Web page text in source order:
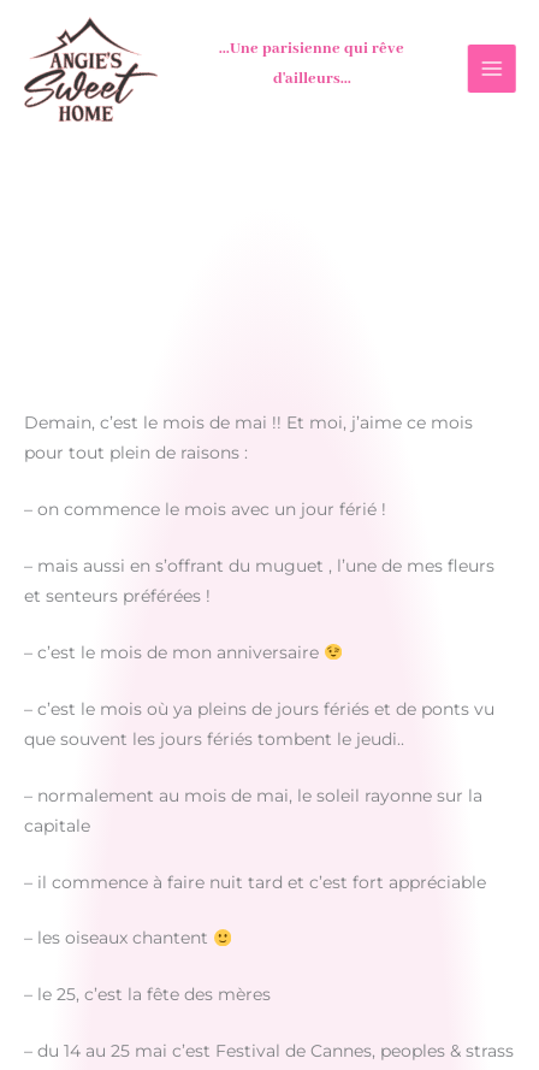
contenu
...Une parisienne qui rêve
d'ailleurs...
Demain, c’est le mois de mai !! Et moi, j’aime ce mois
pour tout plein de raisons :
– on commence le mois avec un jour férié !
– mais aussi en s’offrant du muguet , l’une de mes fleurs
et senteurs préférées !
– c’est le mois de mon anniversaire
– c’est le mois où ya pleins de jours fériés et de ponts vu
que souvent les jours fériés tombent le jeudi..
– normalement au mois de mai, le soleil rayonne sur la
capitale
– il commence à faire nuit tard et c’est fort appréciable
– les oiseaux chantent
– le 25, c’est la fête des mères
– du 14 au 25 mai c’est Festival de Cannes, peoples & strass